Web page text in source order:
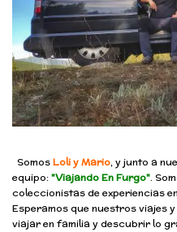
SomosLoli y Mario, y junto a
equipo:"Viajando En Furgo".
coleccionistas de experiencias
Esperamos que nuestros viajes
viajar en familia y descubrir lo